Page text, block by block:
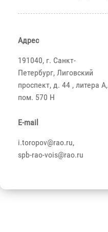
Адрес
191040, г. Санкт-
Петербург, Лиговский
проспект, д. 44 , литера А,
пом. 570 Н
E-mail
i.toropov@rao.ru,
spb-rao-vois@rao.ru